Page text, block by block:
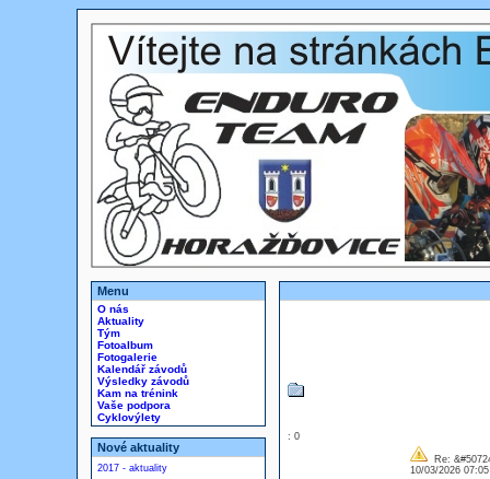
Menu
O nás
Aktuality
Tým
Fotoalbum
Fotogalerie
Kalendář závodů
Výsledky závodů
Kam na trénink
Vaše podpora
Cyklovýlety
Nové aktuality
2017 - aktuality
: 0
Re:
10/03/2026